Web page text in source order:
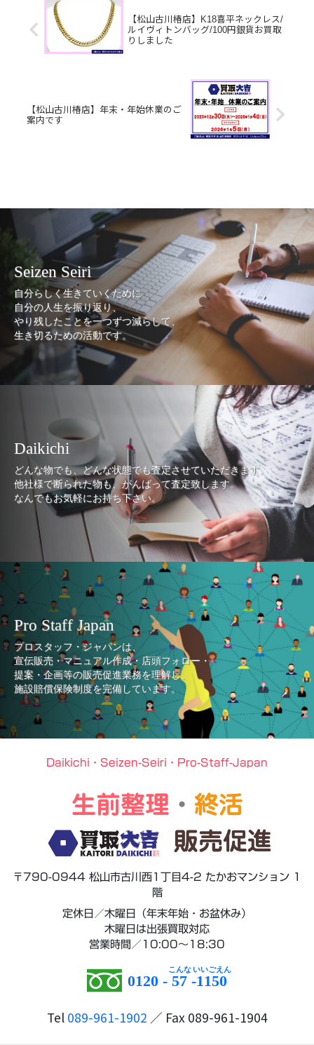
【松山古川椿店】K18喜平ネックレス/
ルイヴィトンバッグ/100円銀貨お買取
りしました
【松山古川椿店】年末・年始休業のご
案内です
Seizen Seiri
自分らしく生きていくために
自分の人生を振り返り、
やり残したことを一つずつ減らして、
生き切るための活動です。
Daikichi
どんな物でも、どんな状態でも査定させていただきます。
他社様で断られた物も、がんばって査定致します。
なんでもお気軽にお持ち下さい。
Pro Staff Japan
プロスタッフ・ジャパンは、
宣伝販売・マニュアル作成・店頭フォロー・
提案・企画等の販売促進業務を理解し、
施設賠償保険制度を完備しています。
Daikichi・Seizen-Seiri・Pro-Staff-Japan
生前整理 ・ 終活
販売促進
〒790-0944 松山市古川西1丁目4-2 たかおマンション 1
階
定休日／木曜日（年末年始・お盆休み）
木曜日は出張買取対応
営業時間／10:00～18:30
0120 - 57 -1150
Tel 089-961-1902 ／ Fax 089-961-1904